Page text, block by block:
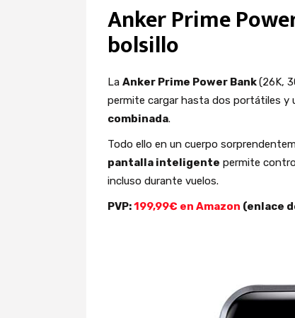
Anker Prime
bolsillo
La Anker Prime Power Bank(26K,
permite cargar hasta dos portátiles y
combinada.
Todo ello en un cuerpo
pantalla inteligente permite
incluso durante vuelos.
PVP:199,99€ en Amazon (enlace